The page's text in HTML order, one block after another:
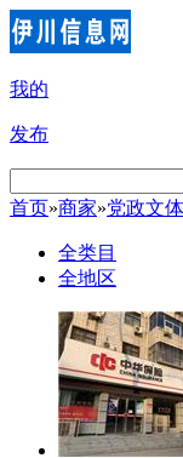
我的
发布
首页»商家»党政文
全类目
全地区